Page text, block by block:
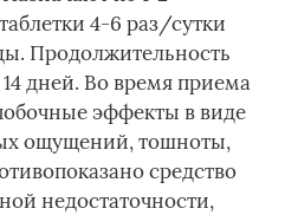
4-6 раз/сутки
Продолжительность
дней. Во время приема
эффекты в виде
ощущений, тошноты,
средство
недостаточности,